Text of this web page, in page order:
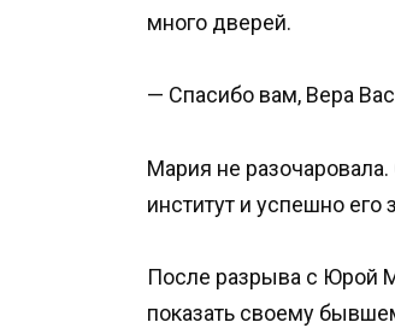
много дверей.
— Спасибо вам, Вера
Мария не
институт и успешно его
После разрыва с Юрой
показать своему